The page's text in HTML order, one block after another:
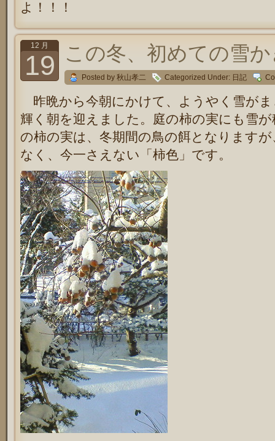
よ！！！
12 月
19 この冬、初めての雪
Posted by 秋山孝二 Categorized Under: 日記
昨晩から今朝にかけて、ようやく雪が
輝く朝を迎えました。庭の柿の実にも雪
の柿の実は、冬期間の鳥の餌となります
なく、今一さえない「柿色」です。